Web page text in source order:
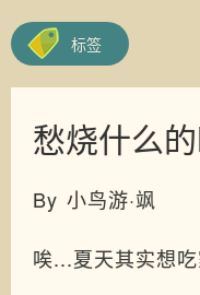
标签
愁烧什么
By 小鸟游·飒
唉...夏天其实想